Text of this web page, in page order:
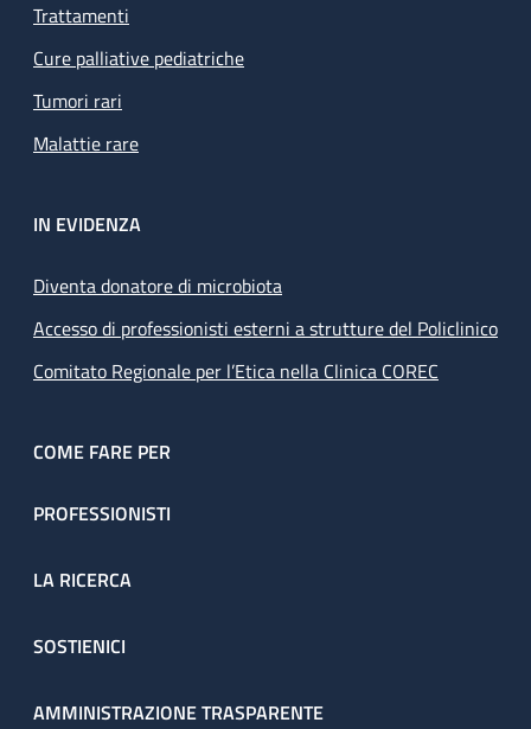
Trattamenti
Cure palliative pediatriche
Tumori rari
Malattie rare
IN EVIDENZA
Diventa donatore di microbiota
Accesso di professionisti esterni a strutture del Policlinico
Comitato Regionale per l’Etica nella Clinica COREC
COME FARE PER
PROFESSIONISTI
LA RICERCA
SOSTIENICI
AMMINISTRAZIONE TRASPARENTE